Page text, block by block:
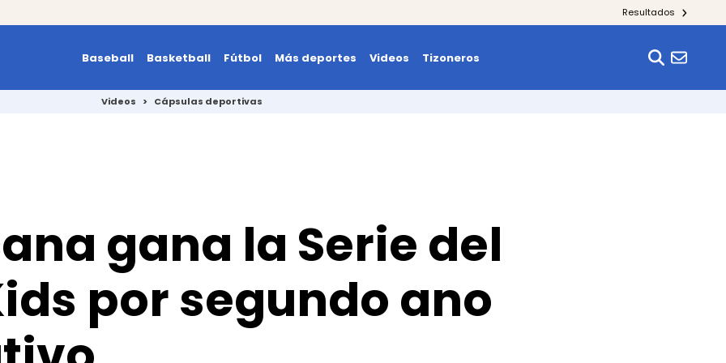
Resultados
Baseball Basketball Fútbol Más deportes Videos Tizoneros
Videos > Cápsulas deportivas
gana la Serie del
por segundo ano